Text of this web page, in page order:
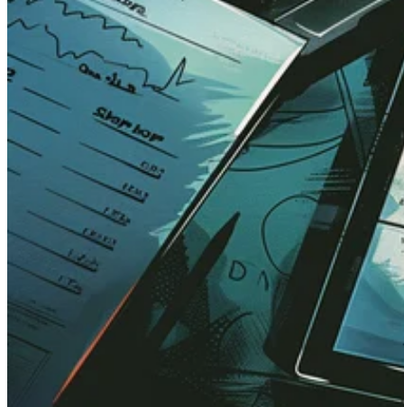
Guías
Guías fiscales por país